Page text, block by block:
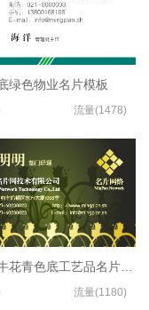
绿色物业名片模板
流量(1478)
花青色底工艺品名片设计
流量(1180)